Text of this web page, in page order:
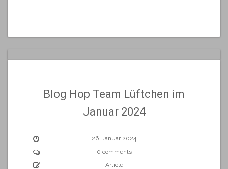
Blog Hop Team Lüftchen im
Januar 2024
26. Januar 2024
0 comments
Article